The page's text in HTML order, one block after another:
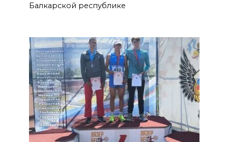
Балкарской республике